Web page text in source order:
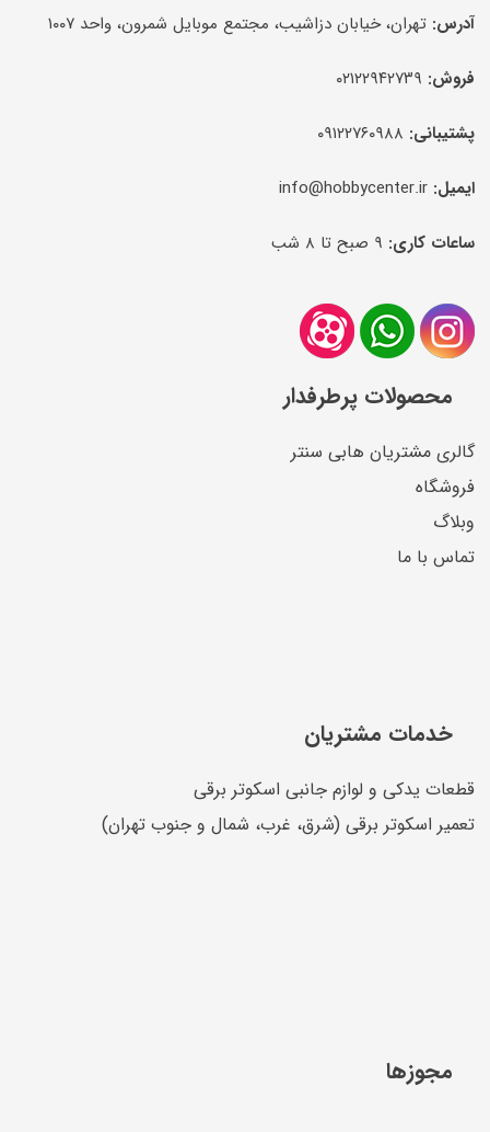
آدرس: تهران، خیابان دزاشیب، مجتمع موبایل شمرون، واحد ۱۰۰۷
فروش:
پشتیبانی:
ایمیل: info@hobbycenter.ir
ساعات کاری:
محصولات پرطرفدار
گالری مشتریان هابی سنتر
فروشگاه
وبلاگ
تماس با ما
خدمات مشتریان
قطعات یدکی و لوازم جانبی اسکوتر برقی
تعمیر اسکوتر برقی (شرق، غرب، شمال و جنوب تهران)
مجوزها